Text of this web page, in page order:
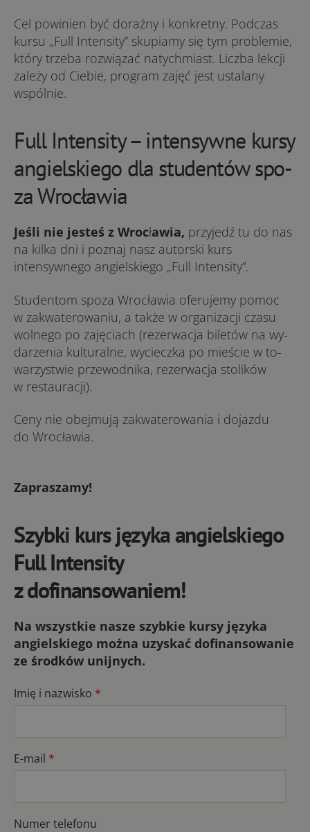
Cel powinien być do­raź­ny i konkretny. Podczas
kursu „Full Intensity” sku­pia­my się tym pro­ble­mie,
któ­ry trze­ba roz­wią­zać na­tych­miast. Licz­ba lek­cji
za­le­ży od Cie­bie, pro­gram zajęć jest usta­la­ny
wspólnie.
Full Intensity – intensywne kursy
angielskiego dla stu­­de­n­tów spo­­
za Wrocławia
Jeśli nie jesteś z Wrocławia, przyjedź tu do nas
na kilka dni i poznaj nasz autorski kurs
intensywnego angielskiego „Full Intensity”.
Studentom spo­za Wro­cła­wia ofe­ru­je­my pomoc
w zakwaterowaniu, a także w or­ga­ni­za­cji cza­su
wol­ne­go po za­ję­ciach (re­zer­wa­cja bi­le­tów na wy­
da­rze­nia kul­tu­ral­ne, wy­ciecz­ka po mie­ście w to­
wa­rzy­stwie prze­wod­ni­ka, re­zer­wa­cja sto­li­ków
w re­stau­ra­cji).
Ceny nie obej­mu­ją za­kwa­te­ro­wa­nia i do­jaz­du
do Wrocławia.
Zapraszamy!
Szybki kurs języka angielskiego
Full Intensity
z dofinansowaniem!
Na wszystkie nasze szybkie kursy języka
angielskiego można uzyskać dofinansowanie
ze środków unijnych.
Imię i nazwisko *
E-mail *
Numer telefonu